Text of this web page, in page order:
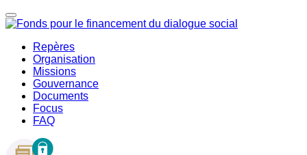
Repères
Organisation
Missions
Gouvernance
Documents
Focus
FAQ